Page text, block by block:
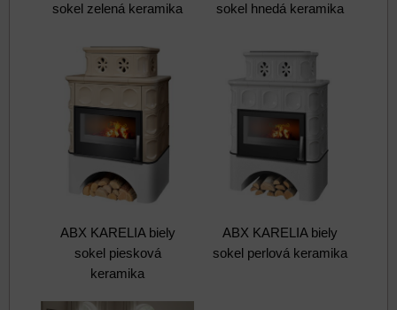
sokel zelená keramika
sokel hnedá keramika
ABX KARELIA biely
sokel piesková
keramika
ABX KARELIA biely
sokel perlová keramika